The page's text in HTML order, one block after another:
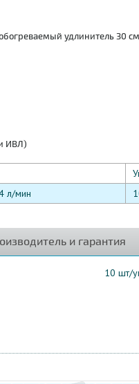
удлинитель 30
ИВЛ)
л/мин
и гарантия
10 шт/